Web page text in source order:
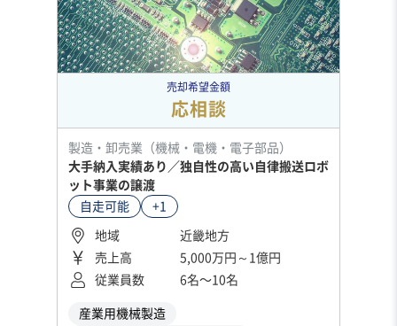
売却希望金額
応相談
製造・卸売業（機械・電機・電子部品）
大手納入実績あり／独自性の高い自律搬送ロボ
ット事業の譲渡
自走可能
+1
地域
近畿地方
売上高
5,000万円～1億円
従業員数
6名〜10名
産業用機械製造